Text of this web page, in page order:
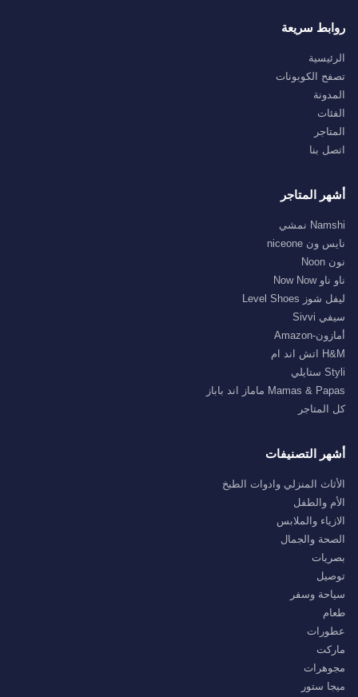
روابط سريعة
الرئيسية
تصفح الكوبونات
المدونة
الفئات
المتاجر
اتصل بنا
أشهر المتاجر
Namshi نمشي
نايس ون niceone
نون Noon
ناو ناو Now Now
ليفل شوز Level Shoes
سيفي Sivvi
أمازون-Amazon
H&M اتش اند ام
Styli ستايلي
Mamas & Papas ماماز اند باباز
كل المتاجر
أشهر التصنيفات
الأثاث المنزلي وادوات الطبخ
الأم والطفل
الازياء والملابس
الصحة والجمال
بصريات
توصيل
سياحة وسفر
طعام
عطورات
ماركت
مجوهرات
ميجا ستور